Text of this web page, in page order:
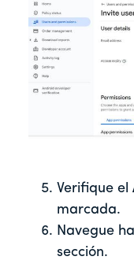
Verifique el
marcada.
Navegue
sección.